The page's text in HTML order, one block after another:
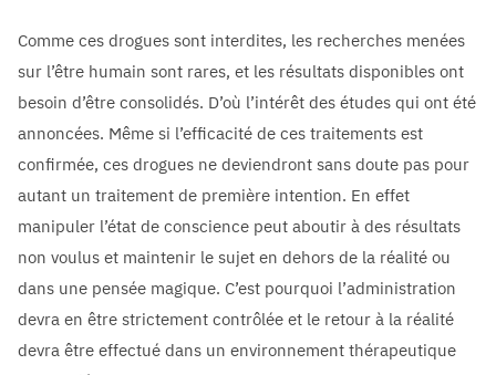
Comme ces drogues sont interdites, les recherches menées
sur l’être humain sont rares, et les résultats disponibles ont
besoin d’être consolidés. D’où l’intérêt des études qui ont été
annoncées. Même si l’efficacité de ces traitements est
confirmée, ces drogues ne deviendront sans doute pas pour
autant un traitement de première intention. En effet
manipuler l’état de conscience peut aboutir à des résultats
non voulus et maintenir le sujet en dehors de la réalité ou
dans une pensée magique. C’est pourquoi l’administration
devra en être strictement contrôlée et le retour à la réalité
devra être effectué dans un environnement thérapeutique